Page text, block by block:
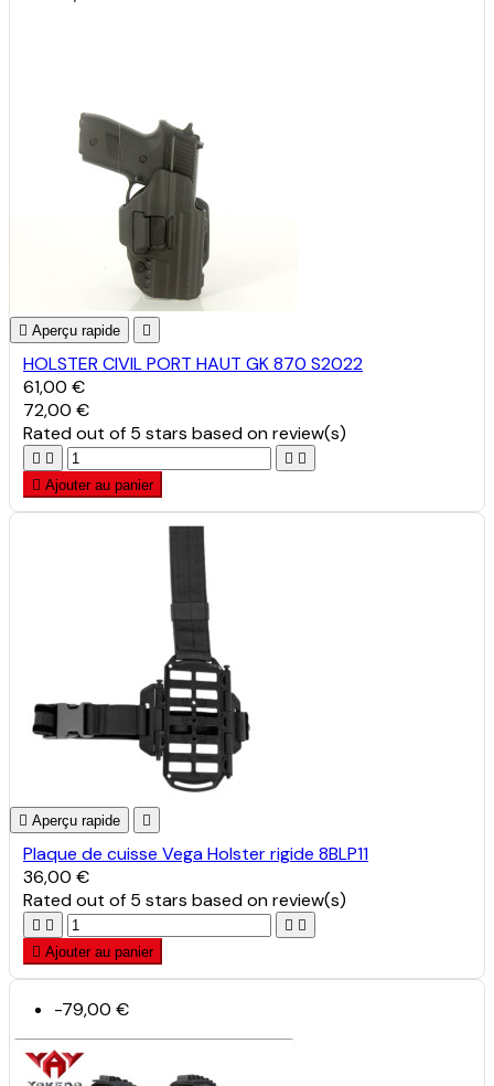
 Aperçu rapide 
HOLSTER CIVIL PORT HAUT GK 870 S2022
61,00 €
72,00 €
Ratedout of 5 stars based onreview(s)
   
 Ajouter au panier
 Aperçu rapide 
Plaque de cuisse Vega Holster rigide 8BLP11
36,00 €
Ratedout of 5 stars based onreview(s)
   
 Ajouter au panier
-79,00 €